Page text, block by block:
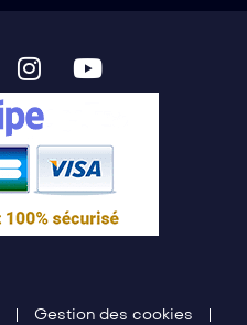
Gestion des cookies